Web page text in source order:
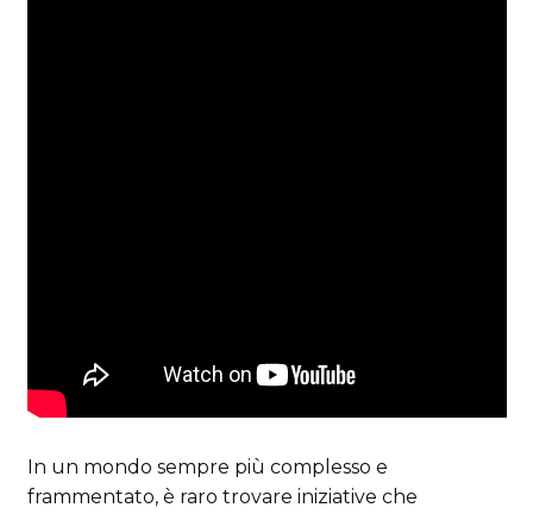
In un mondo sempre più complesso e
frammentato, è raro trovare iniziative che